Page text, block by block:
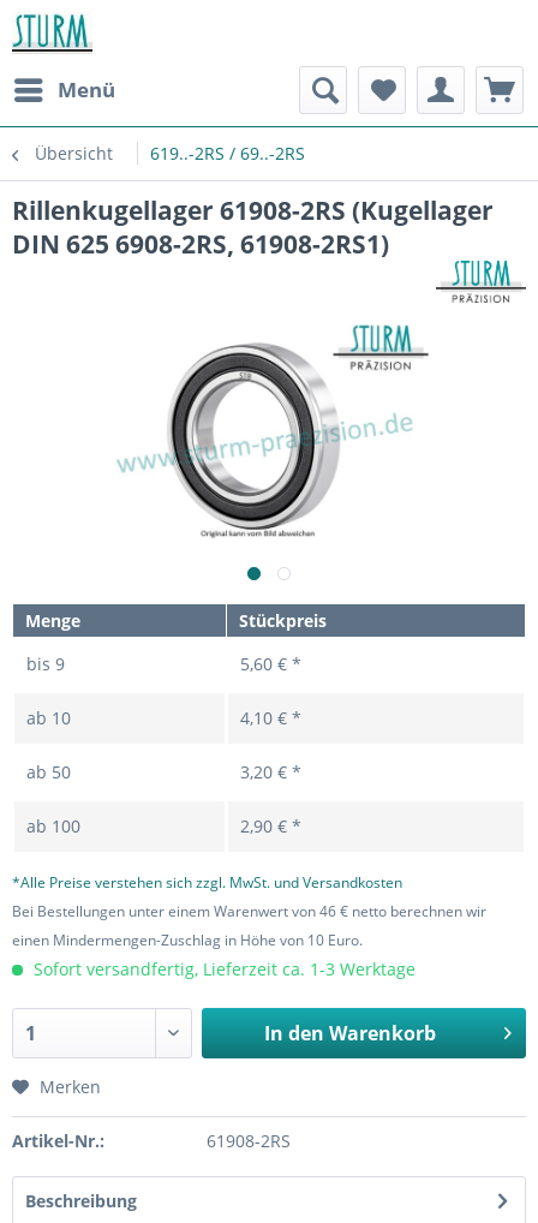
Menü
Übersicht 619..-2RS / 69..-2RS
Rillenkugellager 61908-2RS (Kugellager
DIN 625 6908-2RS, 61908-2RS1)
Menge
Stückpreis
bis 9 5,60 € *
ab 10 4,10 € *
ab 50 3,20 € *
ab 100 2,90 € *
*Alle Preise verstehen sich zzgl. MwSt. und Versandkosten
Bei Bestellungen unter einem Warenwert von 46 € netto berechnen wir
einen Mindermengen-Zuschlag in Höhe von 10 Euro.
Sofort versandfertig, Lieferzeit ca. 1-3 Werktage
In den Warenkorb
Merken
Artikel-Nr.: 61908-2RS
Beschreibung